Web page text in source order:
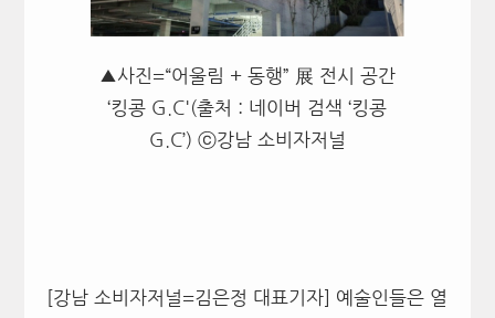
▲사진=“어울림 + 동행” 展 전시 공간
‘킹콩 G.C'(출처 : 네이버 검색 ‘킹콩
G.C’) ⓒ강남 소비자저널
[강남 소비자저널=김은정 대표기자] 예술인들은 열